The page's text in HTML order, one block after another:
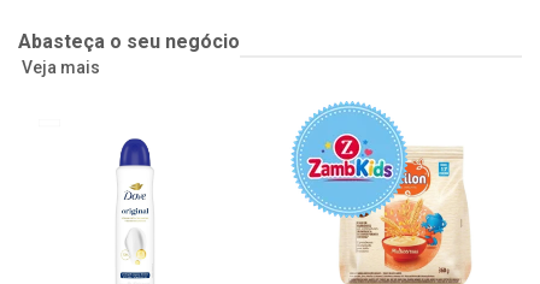
Abasteça o seu negócio
Veja mais